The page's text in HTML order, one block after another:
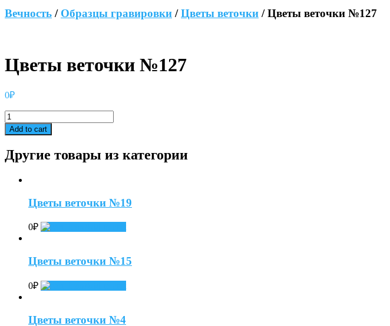
Вечность / Образцы гравировки /Цветы веточки / Цветы веточки №127
Цветы веточки №127
0₽
Цветы
веточки
№127
Add to cart
Другие товары из категории
Цветы веточки №19
0₽
Цветы веточки №15
0₽
Цветы веточки №4